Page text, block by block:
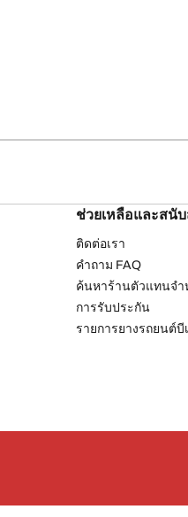
ช่วยเหลือและสนั
ติดต่อเรา
คำถาม FAQ
ค้นหาร้านตัวแทนจำ
การรับประกัน
รายการยางรถยนต์บี